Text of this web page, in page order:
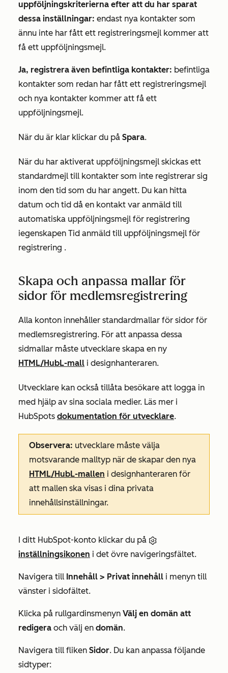
uppföljningskriterierna efter att du har sparat
dessa inställningar: endast nya kontakter som
ännu inte har fått ett registreringsmejl kommer att
få ett uppföljningsmejl.
Ja, registrera även befintliga kontakter: befintliga
kontakter som redan har fått ett registreringsmejl
och nya kontakter kommer att få ett
uppföljningsmejl.
När du är klar klickar du på Spara.
När du har aktiverat uppföljningsmejl skickas ett
standardmejl till kontakter som inte registrerar sig
inom den tid som du har angett. Du kan hitta
datum och tid då en kontakt var anmäld till
automatiska uppföljningsmejl för registrering
iegenskapen Tid anmäld till uppföljningsmejl för
registrering .
Skapa och anpassa mallar för
sidor för medlemsregistrering
Alla konton innehåller standardmallar för sidor för
medlemsregistrering. För att anpassa dessa
sidmallar måste utvecklare skapa en ny
HTML/HubL-mall i designhanteraren.
Utvecklare kan också tillåta besökare att logga in
med hjälp av sina sociala medier. Läs mer i
HubSpots dokumentation för utvecklare.
Observera: utvecklare måste välja
motsvarande malltyp när de skapar den nya
HTML/HubL-mallen i designhanteraren för
att mallen ska visas i dina privata
innehållsinställningar.
I ditt HubSpot-konto klickar du på
inställningsikonen i det övre navigeringsfältet.
Navigera till Innehåll > Privat innehåll i menyn till
vänster i sidofältet.
Klicka på rullgardinsmenyn Välj en domän att
redigera och välj en domän.
Navigera till fliken Sidor. Du kan anpassa följande
sidtyper: